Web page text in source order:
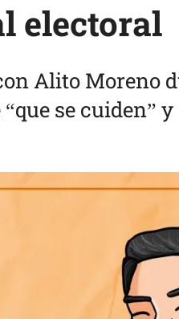
electoral
Alito Moreno
se cuiden”